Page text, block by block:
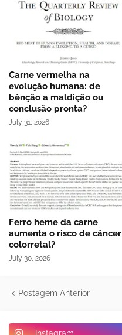
Carne vermelha na
evolução humana: de
bênção a maldição ou
conclusão pronta?
July 31, 2026
Ferro heme da carne
aumenta o risco de câncer
colorretal?
July 30, 2026
Postagem Anterior